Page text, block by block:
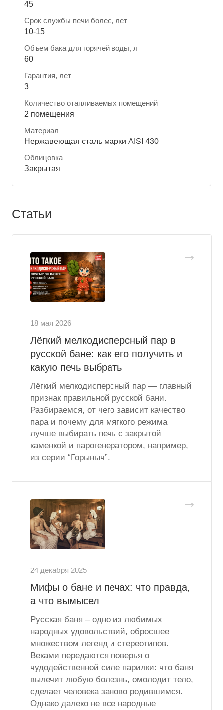
45
Срок службы печи более, лет
10-15
Объем бака для горячей воды, л
60
Гарантия, лет
3
Количество отапливаемых помещений
2 помещения
Материал
Нержавеющая сталь марки AISI 430
Облицовка
Закрытая
Статьи
18 мая 2026
Лёгкий мелкодисперсный пар в
русской бане: как его получить и
какую печь выбрать
Лёгкий мелкодисперсный пар — главный
признак правильной русской бани.
Разбираемся, от чего зависит качество
пара и почему для мягкого режима
лучше выбирать печь с закрытой
каменкой и парогенератором, например,
из серии “Горыныч”.
24 декабря 2025
Мифы о бане и печах: что правда,
а что вымысел
Русская баня – одно из любимых
народных удовольствий, обросшее
множеством легенд и стереотипов.
Веками передаются поверья о
чудодейственной силе парилки: что баня
вылечит любую болезнь, омолодит тело,
сделает человека заново родившимся.
Однако далеко не все народные